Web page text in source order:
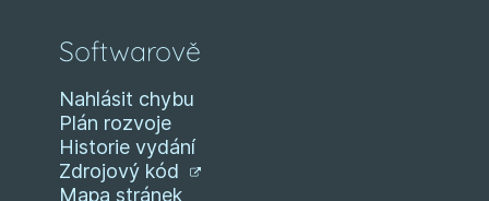
Softwarově
Nahlásit chybu
Plán rozvoje
Historie vydání
Zdrojový kód
Mapa stránek